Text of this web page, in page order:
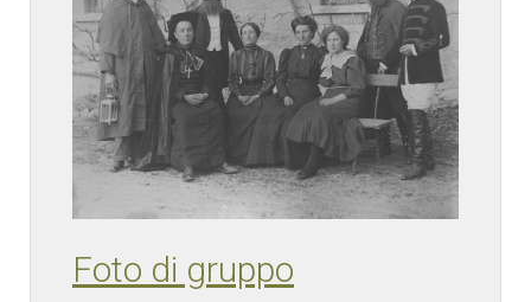
Foto di gruppo